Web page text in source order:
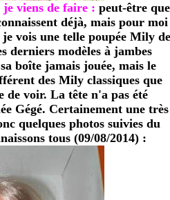
je viens de faire : peut-être que
déjà, mais pour moi
vois une telle poupée Mily de
derniers modèles à jambes
boîte jamais jouée, mais le
des Mily classiques que
de voir. La tête n'a pas été
Gégé. Certainement une très
quelques photos suivies du
tous (09/08/2014) :